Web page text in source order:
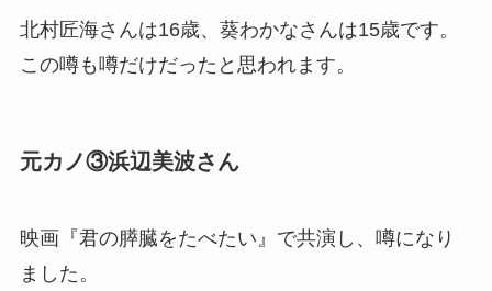
北村匠海さんは16歳、葵わかなさんは15歳です。
この噂も噂だけだったと思われます。
元カノ③浜辺美波さん
映画『君の膵臓をたべたい』で共演し、噂になり
ました。